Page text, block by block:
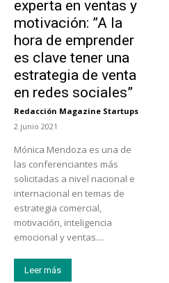
experta en ventas y
motivación: ”A la
hora de emprender
es clave tener una
estrategia de venta
en redes sociales”
Redacción Magazine Startups
-
2 junio 2021
Mónica Mendoza es una de
las conferenciantes más
solicitadas a nivel nacional e
internacional en temas de
estrategia comercial,
motivación, inteligencia
emocional y ventas....
Leer más